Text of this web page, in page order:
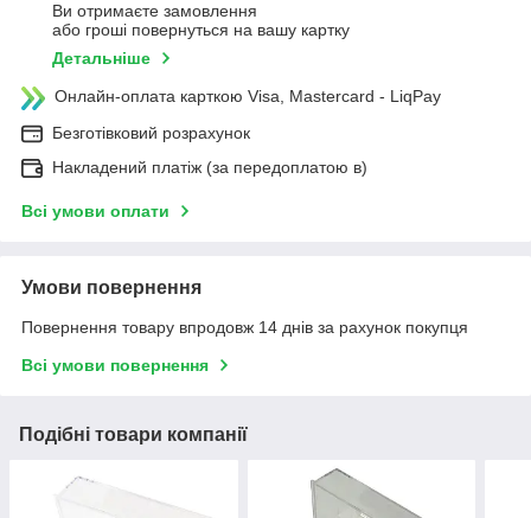
Ви отримаєте замовлення
або гроші повернуться на вашу картку
Детальніше
Онлайн-оплата карткою Visa, Mastercard - LiqPay
Безготівковий розрахунок
Накладений платіж (за передоплатою в)
Всі умови оплати
Умови повернення
Повернення товару впродовж 14 днів за рахунок покупця
Всі умови повернення
Подібні товари компанії